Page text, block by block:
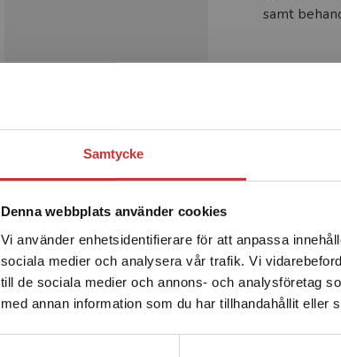
Samtycke
Denna webbplats använder cookies
Vi använder enhetsidentifierare för att anpassa
sociala medier och analysera vår trafik. Vi
till de sociala medier och annons- och analysföretag
med annan information som du har tillhandahållit eller
Begränsad
Det verkar som att
enhet utanför
Sverige. För att kunna
leveransadressen
samt